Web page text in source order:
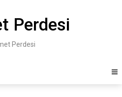
Perdesi
Perdesi